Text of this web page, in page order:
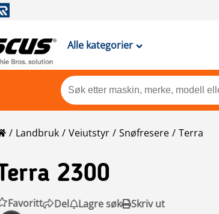
Alle kategorier
Landbruk Veiutstyr Snøfresere Terra
Terra 2300
Favoritt Del Lagre søk Skriv ut